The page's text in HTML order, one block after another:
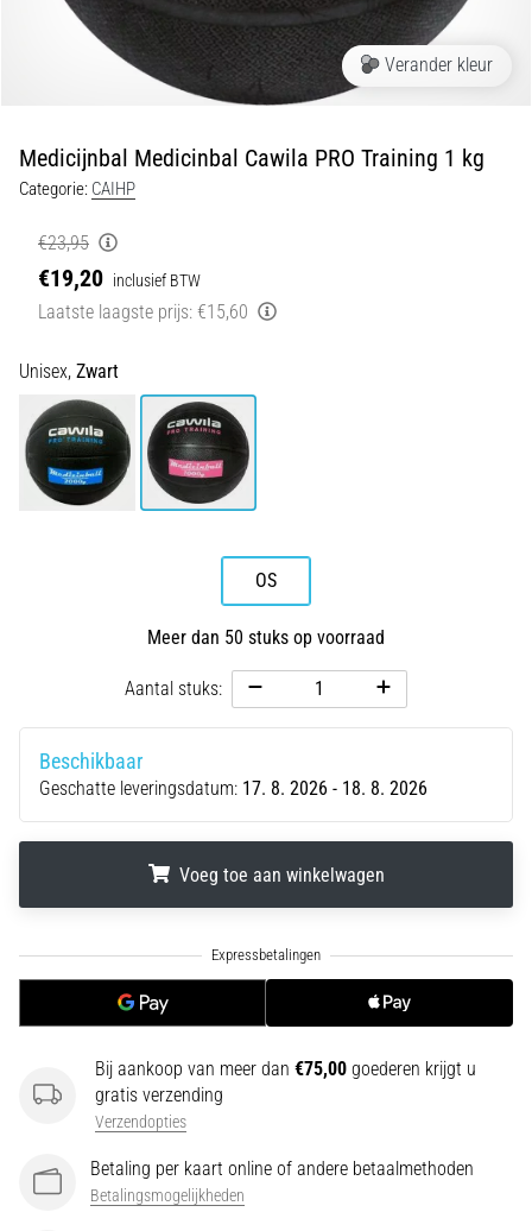
kniepijn
het
hardlopen
treffen
hardloper
wel
in
leven,
of
je
de
meest…
5. 8. 2026
Plantar
Symptomen,
en
Behandeling
Ervaar
scherpe
hielpijn
Verander kleur
Medicijnbal Medicinbal Cawila PRO Training 1 kg
Categorie: CAIHP
€23,95
€19,20 inclusief BTW
Laatste laagste prijs: €15,60
Unisex, Zwart
OS
Meer dan 50 stuks op voorraad
Aantal stuks:
Beschikbaar
Geschatte leveringsdatum: 17. 8. 2026 - 18. 8. 2026
Voeg toe aan winkelwagen
Bij aankoop van meer dan €75,00 goederen krijgt u
gratis verzending
Verzendopties
Betaling per kaart online of andere betaalmethoden
Betalingsmogelijkheden